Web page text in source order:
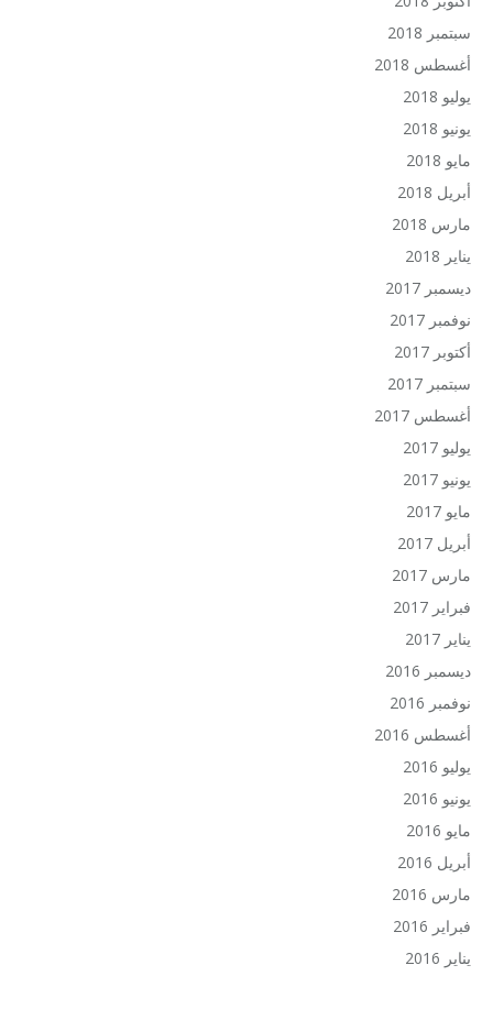
سبتمبر 2018
أغسطس 2018
يوليو 2018
يونيو 2018
مايو 2018
أبريل 2018
مارس 2018
يناير 2018
ديسمبر 2017
نوفمبر 2017
أكتوبر 2017
سبتمبر 2017
أغسطس 2017
يوليو 2017
يونيو 2017
مايو 2017
أبريل 2017
مارس 2017
فبراير 2017
يناير 2017
ديسمبر 2016
نوفمبر 2016
أغسطس 2016
يوليو 2016
يونيو 2016
مايو 2016
أبريل 2016
مارس 2016
فبراير 2016
يناير 2016